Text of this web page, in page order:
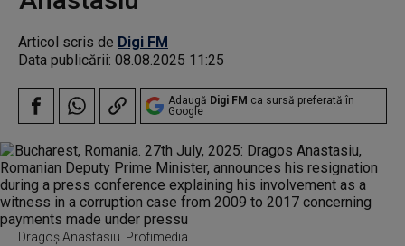
Articol scris de Digi FM
Data publicării: 08.08.2025 11:25
Adaugă Digi FM ca sursă preferată în
Google
Dragoş Anastasiu. Profimedia